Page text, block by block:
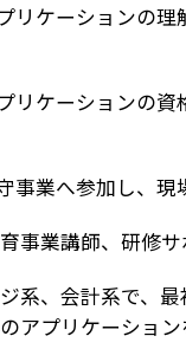
リケーションの理
リケーションの資
事業へ参加し、現
師、研修サ
系で、最初
アプリケーショ